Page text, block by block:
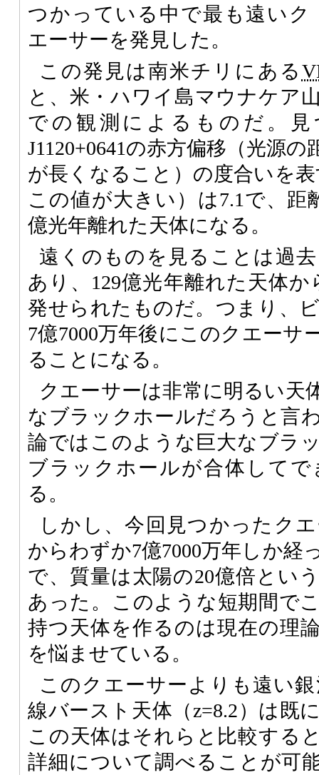
つかっている中で最も遠いク
エーサーを発見した。
この発見は南米チリにある
と、米・ハワイ島マウナケア
での観測によるものだ。見
J1120+0641の赤方偏移（光源
が長くなること）の度合いを
この値が大きい）は7.1で、距
億光年離れた天体になる。
遠くのものを見ることは過
あり、129億光年離れた天体か
発せられたものだ。つまり、
7億7000万年後にこのクエーサ
ることになる。
クエーサーは非常に明るい天
なブラックホールだろうと言
論ではこのような巨大なブラ
ブラックホールが合体して
る。
しかし、今回見つかったク
からわずか7億7000万年しか経
で、質量は太陽の20億倍とい
あった。このような短期間で
持つ天体を作るのは現在の理
を悩ませている。
このクエーサーよりも遠い
線バースト天体（z=8.2）は既
この天体はそれらと比較する
詳細について調べることが可